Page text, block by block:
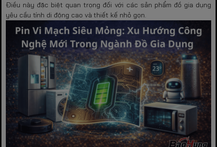
Điều này đặc biệt quan trọng đối với các sản phẩm đồ gia dụng
yêu cầu tính di động cao và thiết kế nhỏ gọn.